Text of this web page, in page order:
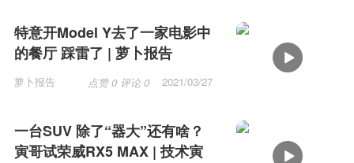
特意开Model Y去了一家电影中
的餐厅 踩雷了 | 萝卜报告
萝卜报告 点赞 0 评论 0
2021/03/27
一台SUV 除了“器大”还有啥？
寅哥试荣威RX5 MAX | 技术寅